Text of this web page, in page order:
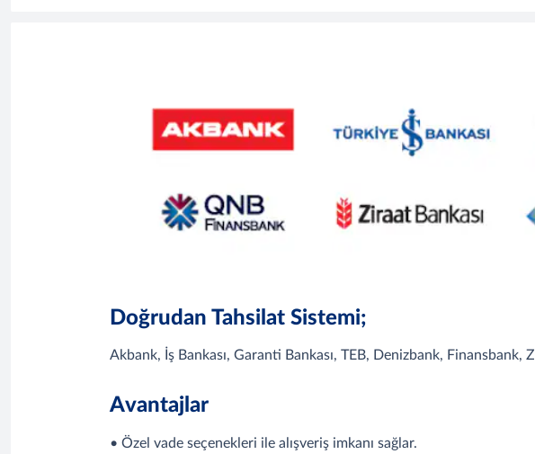
Doğrudan Tahsilat Sistemi;
Akbank, İş Bankası, Garanti Bankası, TEB, Denizbank, Finansbank,
Avantajlar
• Özel vade seçenekleri ile alışveriş imkanı sağlar.